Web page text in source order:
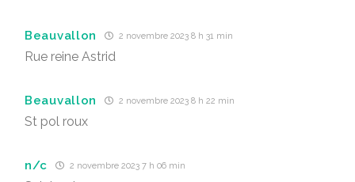
Beauvallon 2 novembre 2023 8 h 31 min
Rue reine Astrid
Beauvallon 2 novembre 2023 8 h 22 min
St pol roux
n/c 2 novembre 2023 7 h 06 min